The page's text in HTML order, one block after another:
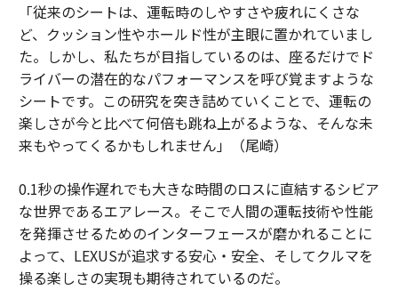
「従来のシートは、運転時のしやすさや疲れにくさな
ど、クッション性やホールド性が主眼に置かれていまし
た。しかし、私たちが目指しているのは、座るだけでド
ライバーの潜在的なパフォーマンスを呼び覚ますような
シートです。この研究を突き詰めていくことで、運転の
楽しさが今と比べて何倍も跳ね上がるような、そんな未
来もやってくるかもしれません」（尾崎）
0.1秒の操作遅れでも大きな時間のロスに直結するシビア
な世界であるエアレース。そこで人間の運転技術や性能
を発揮させるためのインターフェースが磨かれることに
よって、LEXUSが追求する安心・安全、そしてクルマを
操る楽しさの実現も期待されているのだ。